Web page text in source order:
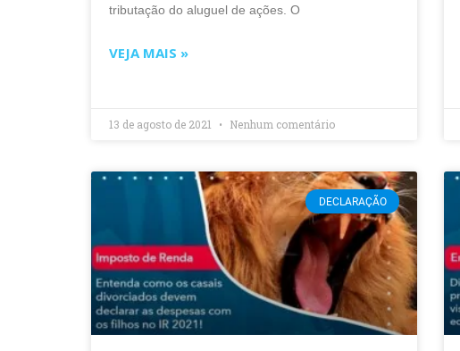
tributação do aluguel de ações. O
VEJA MAIS »
13 de agosto de 2021 Nenhum comentário
DECLARAÇÃO